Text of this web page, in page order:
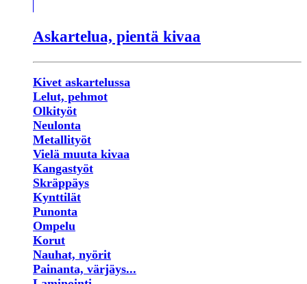
Askartelua, pientä kivaa
Kivet askartelussa
Lelut, pehmot
Olkityöt
Neulonta
Metallityöt
Vielä muuta kivaa
Kangastyöt
Skräppäys
Kynttilät
Punonta
Ompelu
Korut
Nauhat, nyörit
Painanta, värjäys...